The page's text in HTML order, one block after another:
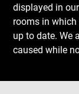
displayed in
rooms in
up to date. We
caused while
Download
Next
Previous